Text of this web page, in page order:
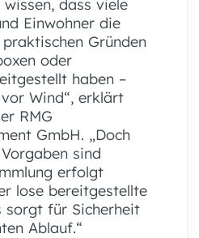
dass viele
Einwohner die
Gründen
oder
haben –
Wind“, erklärt
RMG
GmbH. „Doch
sind
erfolgt
lose bereitgestellte
sorgt für Sicherheit
Ablauf.“